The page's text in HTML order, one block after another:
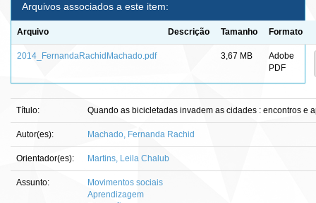
Arquivos associados a este item:
Arquivo Descrição Tamanho Formato
2014_FernandaRachidMachado.pdf 3,67 MB
Adobe
PDF
Título: Quando as bicicletadas invadem as cidades : encontros e
Autor(es): Machado, Fernanda Rachid
Orientador(es): Martins, Leila Chalub
Assunto:
Movimentos sociais
Aprendizagem